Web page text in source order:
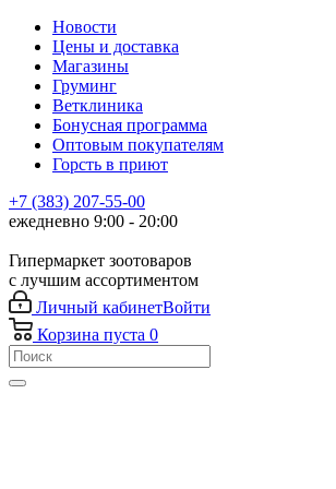
Новости
Цены и доставка
Магазины
Груминг
Ветклиника
Бонусная программа
Оптовым покупателям
Горсть в приют
+7 (383) 207-55-00
ежедневно 9:00 - 20:00
Гипермаркет зоотоваров
с лучшим ассортиментом
Личный кабинетВойти
Корзина пуста 0